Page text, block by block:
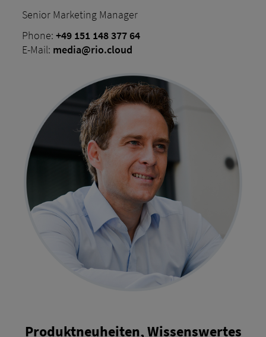
Senior Marketing Manager
Phone: +49 151 148 377 64
E-Mail: media@rio.cloud
Produktneuheiten, Wissenswertes